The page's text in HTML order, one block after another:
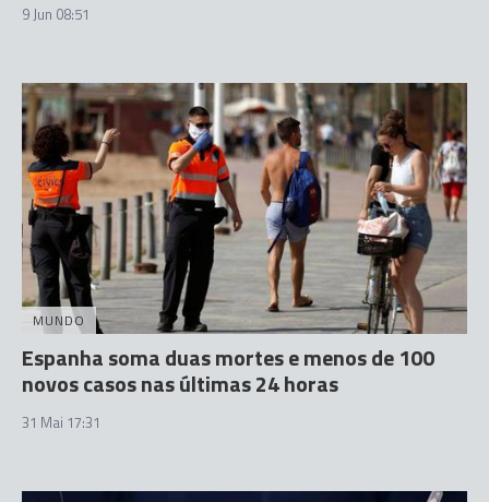
9 Jun 08:51
MUNDO
Espanha soma duas mortes e menos de 100
novos casos nas últimas 24 horas
31 Mai 17:31